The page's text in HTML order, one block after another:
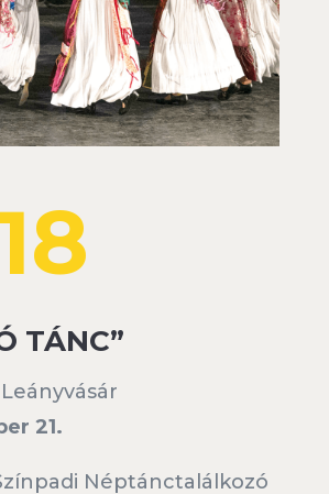
TÁNC”
21.
Néptánctalálkozó